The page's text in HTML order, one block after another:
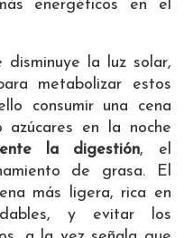
energéticos en el
la luz solar,
metabolizar estos
consumir una cena
en la noche
la digestión, el
de grasa. El
más ligera, rica en
y evitar los